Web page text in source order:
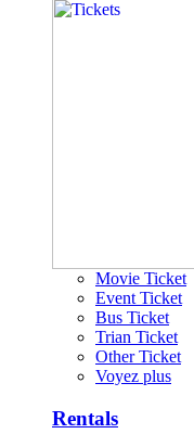
Movie Ticket
Event Ticket
Bus Ticket
Trian Ticket
Other Ticket
Voyez plus
Rentals